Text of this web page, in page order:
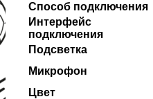
Способ подключения
Интерфейс
подключения
Подсветка
Микрофон
Цвет